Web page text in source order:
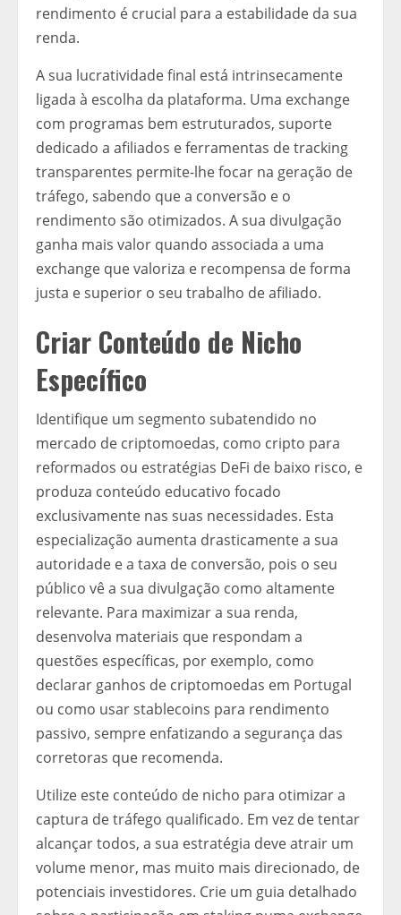
rendimento é crucial para a estabilidade da sua
renda.
A sua lucratividade final está intrinsecamente
ligada à escolha da plataforma. Uma exchange
com programas bem estruturados, suporte
dedicado a afiliados e ferramentas de tracking
transparentes permite-lhe focar na geração de
tráfego, sabendo que a conversão e o
rendimento são otimizados. A sua divulgação
ganha mais valor quando associada a uma
exchange que valoriza e recompensa de forma
justa e superior o seu trabalho de afiliado.
Criar Conteúdo de Nicho
Específico
Identifique um segmento subatendido no
mercado de criptomoedas, como cripto para
reformados ou estratégias DeFi de baixo risco, e
produza conteúdo educativo focado
exclusivamente nas suas necessidades. Esta
especialização aumenta drasticamente a sua
autoridade e a taxa de conversão, pois o seu
público vê a sua divulgação como altamente
relevante. Para maximizar a sua renda,
desenvolva materiais que respondam a
questões específicas, por exemplo, como
declarar ganhos de criptomoedas em Portugal
ou como usar stablecoins para rendimento
passivo, sempre enfatizando a segurança das
corretoras que recomenda.
Utilize este conteúdo de nicho para otimizar a
captura de tráfego qualificado. Em vez de tentar
alcançar todos, a sua estratégia deve atrair um
volume menor, mas muito mais direcionado, de
potenciais investidores. Crie um guia detalhado